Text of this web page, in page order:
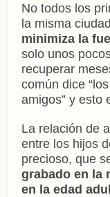
No todos los
la misma
minimiza la
solo unos
recuperar
común dice
amigos” y esto
La relación de
entre los hijos
precioso, que
grabado en la
en la edad